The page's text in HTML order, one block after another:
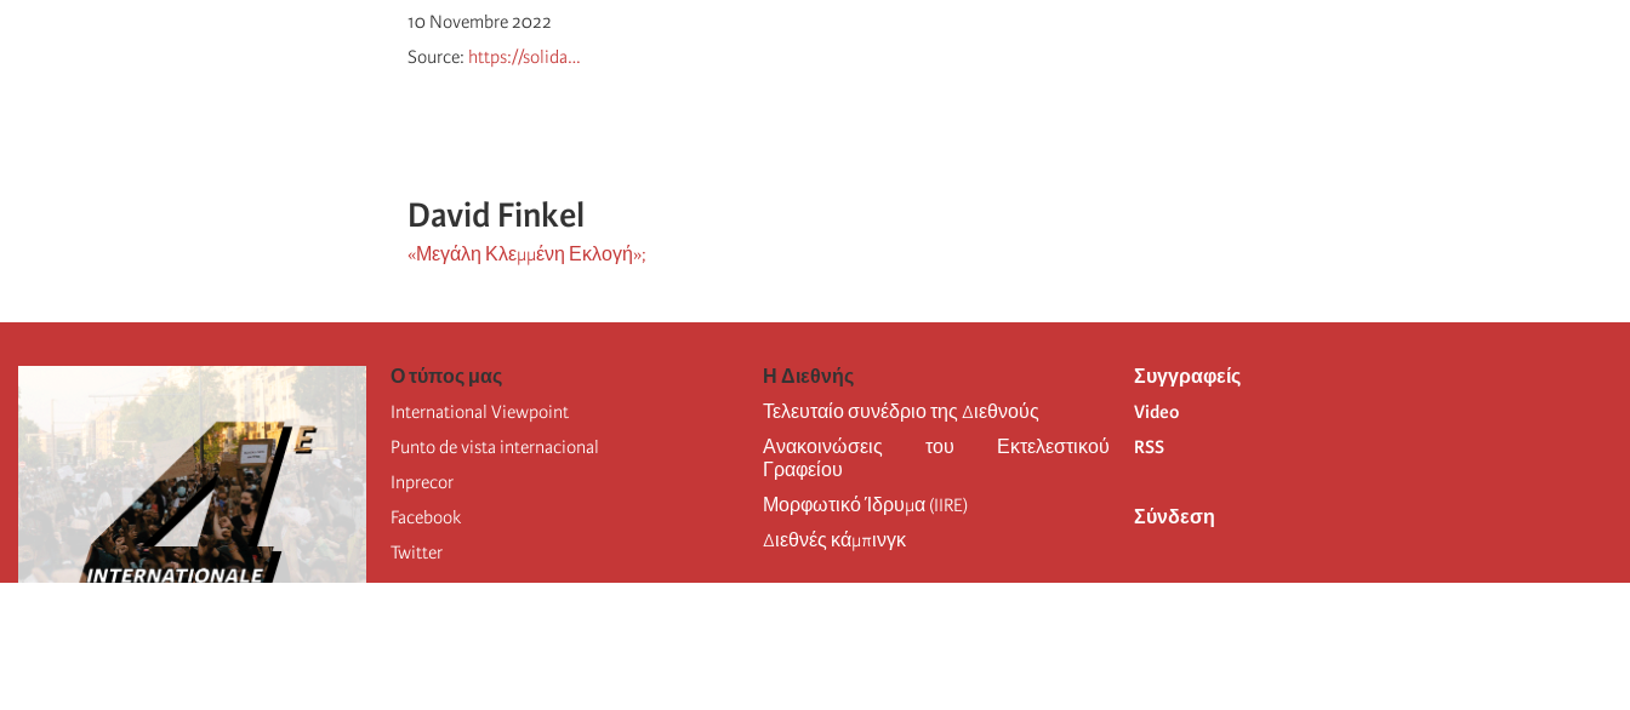
10 Novembre 2022
Source: https://solida…
David Finkel
«Μεγάλη Κλεμμένη Εκλογή»;
Ο τύπος μας
International Viewpoint
Punto de vista internacional
Inprecor
Facebook
Twitter
Η Διεθνής
Τελευταίο συνέδριο της Διεθνούς
Ανακοινώσεις του Εκτελεστικού
Γραφείου
Μορφωτικό Ίδρυμα (IIRE)
Διεθνές κάμπινγκ
Συγγραφείς
Video
RSS
Σύνδεση